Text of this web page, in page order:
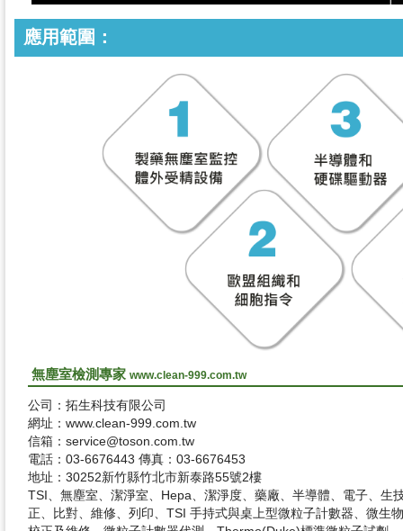
應用範圍：
無塵室檢測專家 www.clean-999.com.tw
公司：拓生科技有限公司
網址：www.clean-999.com.tw
信箱：service@toson.com.tw
電話：03-6676443 傳真：03-6676453
地址：30252新竹縣竹北市新泰路55號2樓
TSI、無塵室、潔淨室、Hepa、潔淨度、藥廠、半導體、電子、生
正、比對、維修、列印、TSI 手持式與桌上型微粒子計數器、微生